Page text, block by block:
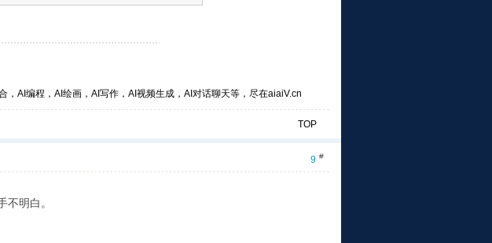
AI编程，AI绘画，AI写作，AI视频生成，AI对话聊天等，尽在aiaiV.cn
TOP
9 #
明白。